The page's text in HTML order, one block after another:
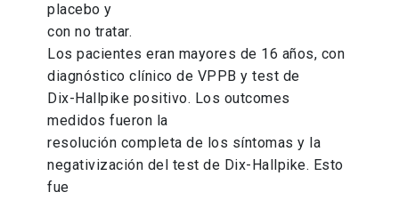
placebo y
con no tratar.
Los pacientes eran mayores de 16 años, con
diagnóstico clínico de VPPB y test de
Dix-Hallpike positivo. Los outcomes
medidos fueron la
resolución completa de los síntomas y la
negativización del test de Dix-Hallpike. Esto
fue